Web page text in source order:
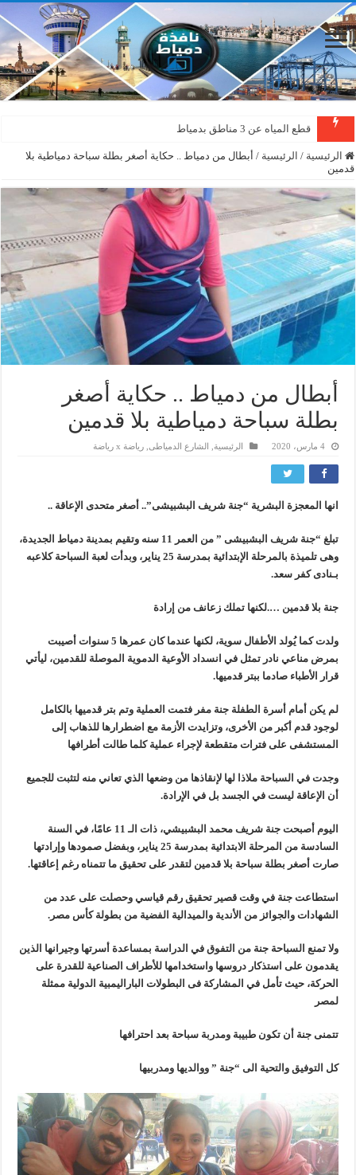
قطع المياه عن 3 مناطق بدمياط
الرئيسية / الرئيسية / أبطال من دمياط .. حكاية أصغر بطلة سباحة دمياطية بلا
قدمين
أبطال من دمياط .. حكاية أصغر
بطلة سباحة دمياطية بلا قدمين
4 مارس، 2020 الرئيسية الشارع الدمياطى ,رياضة x رياضة
انها المعجزة البشرية “جنة شريف البشبيشى”.. أصغر متحدى الإعاقة ..
تبلغ “جنة شريف البشبيشى ” من العمر 11 سنه وتقيم بمدينة دمياط الجديدة،
وهى تلميذة بالمرحلة الإبتدائية بمدرسة 25 يناير، وبدأت لعبة السباحة كلاعبه
بـنادى كفر سعد.
جنة بلا قدمين ….لكنها تملك زعانف من إرادة
ولدت كما يُولد الأطفال سوية، لكنها عندما كان عمرها 5 سنوات أصيبت
بمرض مناعي نادر تمثل في انسداد الأوعية الدموية الموصلة للقدمين، ليأتي
قرار الأطباء صادما ببتر قدميها.
لم يكن أمام أسرة الطفلة جنة مفر فتمت العملية وتم بتر قدميها بالكامل
لوجود قدم أكبر من الأخرى، وتزايدت الأزمة مع اضطرارها للذهاب إلى
المستشفى على فترات متقطعة لإجراء عملية كلما طالت أطرافها
وجدت في السباحة ملاذا لها لإنقاذها من وضعها الذي تعاني منه لتثبت للجميع
أن الإعاقة ليست في الجسد بل في الإرادة.
اليوم أصبحت جنة شريف محمد البشبيشي، ذات الـ 11 عامًا، في السنة
السادسة من المرحلة الابتدائية بمدرسة 25 يناير، وبفضل صمودها وإرادتها
صارت أصغر بطلة سباحة بلا قدمين لتقدر على تحقيق ما تتمناه رغم إعاقتها.
استطاعت جنة في وقت قصير تحقيق رقم قياسي وحصلت على عدد من
الشهادات والجوائز من الأندية والميدالية الفضية من بطولة كأس مصر.
ولا تمنع السباحة جنة من التفوق في الدراسة بمساعدة أسرتها وجيرانها الذين
يقدمون على استذكار دروسها واستخدامها للأطراف الصناعية للقدرة على
الحركة، حيث تأمل في المشاركة فى البطولات الباراليمبية الدولية ممثلة
لمصر
تتمنى جنة أن تكون طبيبة ومدربة سباحة بعد احترافها
كل التوفيق والتحية الى “جنة ” ووالديها ومدربيها